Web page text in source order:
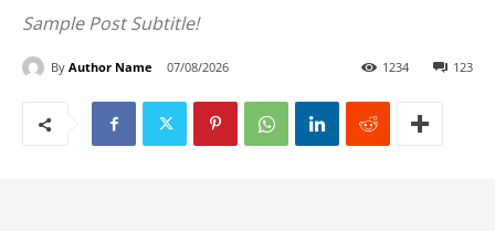
Sample Post Subtitle!
By Author Name 07/08/2026 123
1234